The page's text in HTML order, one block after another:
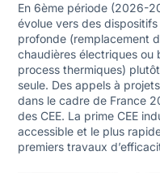
En 6ème période (2026-
évolue vers des
profonde (remplacement
chaudières électriques ou
process thermiques)
seule. Des appels à
dans le cadre de France
des CEE. La prime CEE
accessible et le plus
premiers travaux